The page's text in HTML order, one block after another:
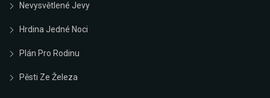
Nevysvětlené Jevy
Hrdina Jedné Noci
Plán Pro Rodinu
Pěsti Ze Železa